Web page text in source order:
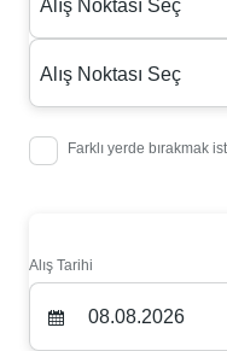
Alış Noktası Seç
Alış Noktası Seç
Farklı yerde bırakmak
Alış Tarihi